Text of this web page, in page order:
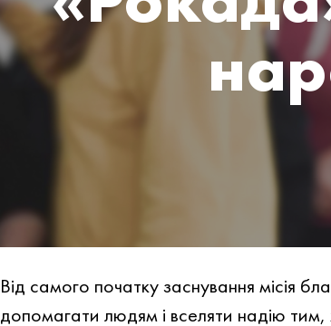
Від самого початку заснування місія
допомагати людям і вселяти надію тим,